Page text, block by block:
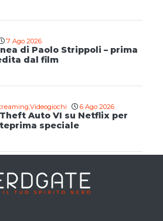
7 Ago 2026
di Paolo Strippoli – prima
dal film
,Videogiochi 6 Ago 2026
Auto VI su Netflix per
speciale